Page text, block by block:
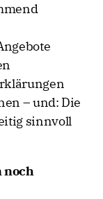
– und: Die
sinnvoll
noch